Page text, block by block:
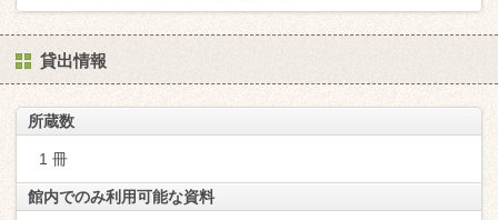
貸出情報
所蔵数
1 冊
館内でのみ利用可能な資料